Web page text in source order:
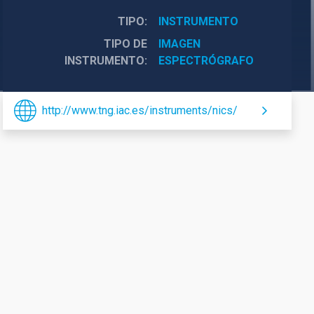
TIPO
INSTRUMENTO
TIPO DE
INSTRUMENTO
IMAGEN
ESPECTRÓGRAFO
http://www.tng.iac.es/instruments/nics/